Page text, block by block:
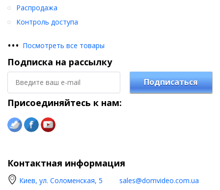
Распродажа
Контроль доступа
••• Посмотреть все товары
Подписка на рассылку
Подписаться
Присоединяйтесь к нам:
Контактная информация
Киев, ул. Соломенская, 5 sales@domvideo.com.ua